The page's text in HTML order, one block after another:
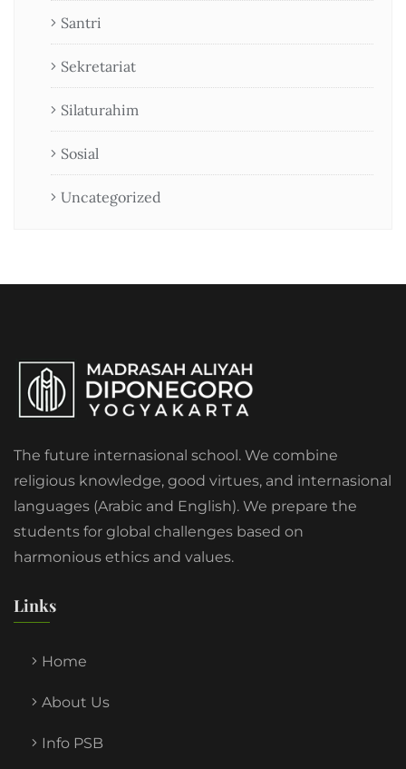
Santri
Sekretariat
Silaturahim
Sosial
Uncategorized
The future internasional school. We combine
religious knowledge, good virtues, and internasional
languages (Arabic and English). We prepare the
students for global challenges based on
harmonious ethics and values.
Links
Home
About Us
Info PSB